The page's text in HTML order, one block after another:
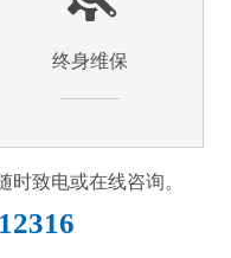
终身维保
致电或在线咨询。